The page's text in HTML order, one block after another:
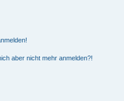
aber nicht mehr anmelden?!